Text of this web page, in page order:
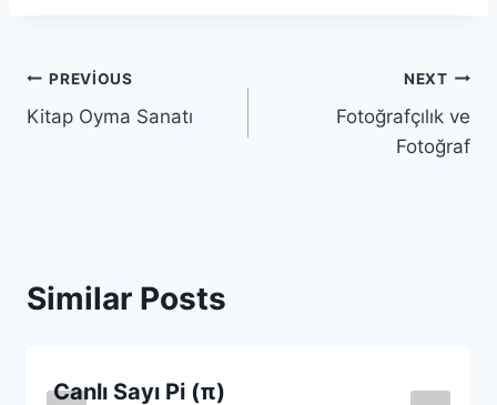
Yazı
gezinmesi
PREVIOUS
Kitap Oyma Sanatı
NEXT
Fotoğrafçılık ve
Fotoğraf
Similar Posts
Canlı Sayı Pi (π)